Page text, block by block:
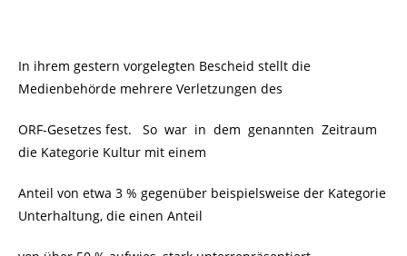
In ihrem gestern vorgelegten Bescheid stellt die
Medienbehörde mehrere Verletzungen des
ORF-Gesetzes fest. So war in dem genannten Zeitraum
die Kategorie Kultur mit einem
Anteil von etwa 3 % gegenüber beispielsweise der Kategorie
Unterhaltung, die einen Anteil